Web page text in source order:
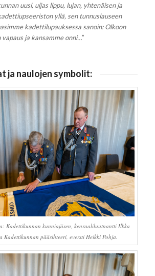
uusi, uljas lippu, lujan, yhtenäisen ja
yllä, sen tunnuslauseen
kadettilupauksessa sanoin: Olkoon
vapaus ja kansamme onni…”
ja naulojen symbolit:
Kadettikunnan kunniajäsen, kenraaliluutnantti Ilkka
Kadettikunnan pääsihteeri, eversti Heikki Pohja.